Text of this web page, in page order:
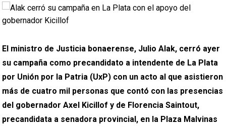
El ministro de Justicia bonaerense, Julio Alak, cerró ayer
su campaña como precandidato a intendente de La Plata
por Unión por la Patria (UxP) con un acto al que asistieron
más de cuatro mil personas que contó con las presencias
del gobernador Axel Kicillof y de Florencia Saintout,
precandidata a senadora provincial, en la Plaza Malvinas